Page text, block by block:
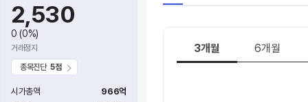
2,530
0 (0%)
거래정지
종목진단5점
시가총액
966억
3개월 6개월